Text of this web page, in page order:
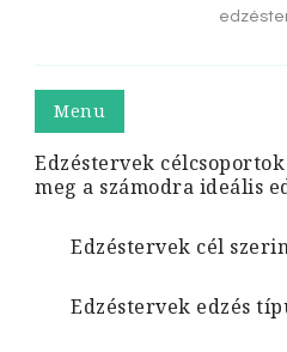
Menu
Edzéstervek
meg a számodra ideális
Edzéstervek cél
Edzéstervek edzés